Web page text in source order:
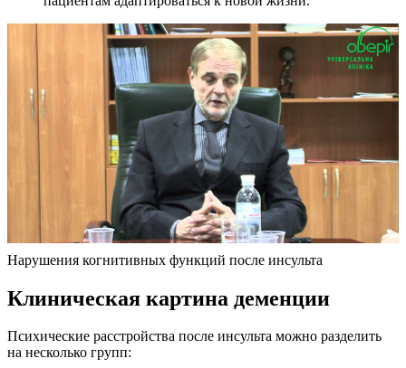
Нарушения когнитивных функций после инсульта
Клиническая картина деменции
Психические расстройства после инсульта можно разделить
на несколько групп: